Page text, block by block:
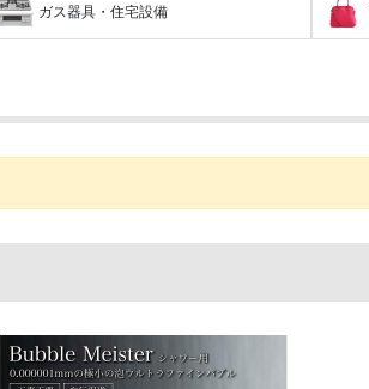
ガス器具・住宅設備